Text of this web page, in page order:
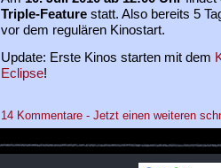
Triple-Featurestatt. Also bereits 5
vor dem regulären Kinostart.
Update: Erste Kinos starten mit dem
Eclipse!
14 Kommentare - Jetzt einen weiteren